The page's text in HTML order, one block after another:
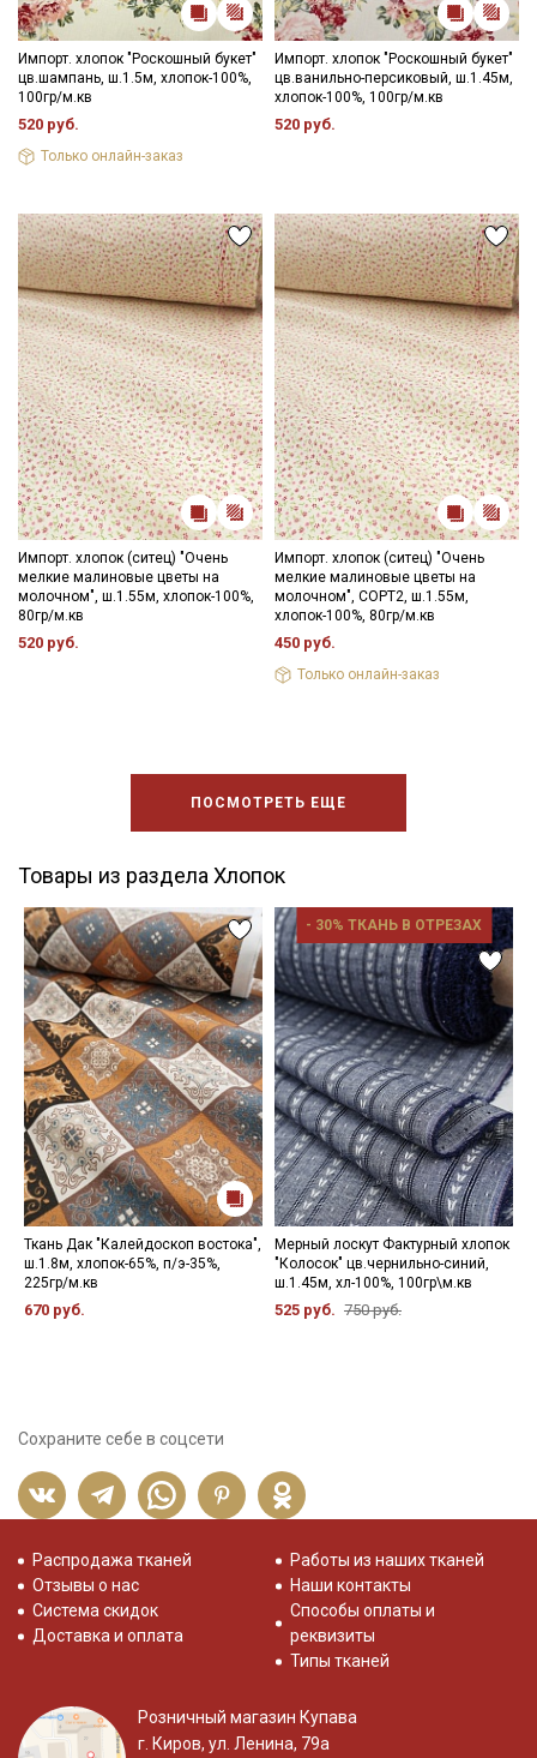
Импорт. хлопок "Роскошный букет"
цв.шампань, ш.1.5м, хлопок-100%,
100гр/м.кв
520 руб.
Только онлайн-заказ
Импорт. хлопок "Роскошный букет"
цв.ванильно-персиковый, ш.1.45м,
хлопок-100%, 100гр/м.кв
520 руб.
Импорт. хлопок (ситец) "Очень
мелкие малиновые цветы на
молочном", ш.1.55м, хлопок-100%,
80гр/м.кв
520 руб.
Импорт. хлопок (ситец) "Очень
мелкие малиновые цветы на
молочном", СОРТ2, ш.1.55м,
хлопок-100%, 80гр/м.кв
450 руб.
Только онлайн-заказ
ПОСМОТРЕТЬ ЕЩЕ
Товары из раздела Хлопок
Ткань Дак "Калейдоскоп востока",
ш.1.8м, хлопок-65%, п/э-35%,
225гр/м.кв
670 руб.
- 30% ТКАНЬ В ОТРЕЗАХ
Мерный лоскут Фактурный хлопок
"Колосок" цв.чернильно-синий,
ш.1.45м, хл-100%, 100гр\м.кв
525 руб. 750 руб.
Сохраните себе в соцсети
Распродажа тканей
Отзывы о нас
Система скидок
Доставка и оплата
Работы из наших тканей
Наши контакты
Способы оплаты и
реквизиты
Типы тканей
Розничный магазин Купава
г. Киров, ул. Ленина, 79а